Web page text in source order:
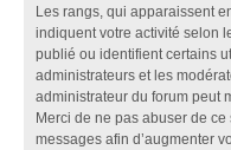
Les rangs, qui apparaissent
indiquent votre activité selon
publié ou identifient certains
administrateurs et les
administrateur du forum peut
Merci de ne pas abuser de
messages afin d’augmenter